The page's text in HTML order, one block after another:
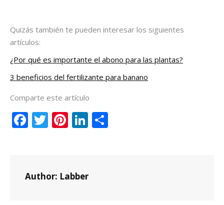
Quizás también te pueden interesar los siguientes
artículos:
¿Por qué es importante el abono para las plantas?
3 beneficios del fertilizante para banano
Comparte este artículo
Facebook
Twitter
Pinterest
LinkedIn
Author: Labber